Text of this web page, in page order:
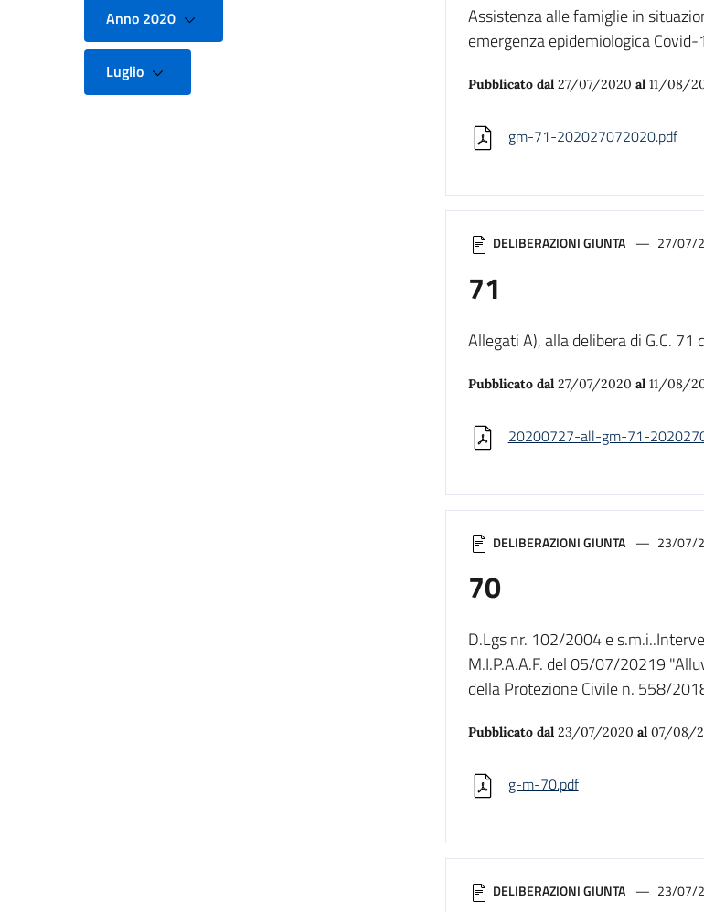
Anno 2020
Luglio
Assistenza alle famiglie in
emergenza epidemiologica
Pubblicato dal 27/07/2020 al11/08/
gm-71-202027072020.pdf
DELIBERAZIONI GIUNTA 27/07/
71
Allegati A), alla delibera di G.C.
Pubblicato dal 27/07/2020 al11/08/
20200727-all-gm-71-
DELIBERAZIONI GIUNTA 23/07/
70
D.Lgs nr. 102/2004 e
M.I.P.A.A.F. del 05/07/20219
della Protezione Civile n. 558/
Pubblicato dal 23/07/2020 al07/08/
g-m-70.pdf
DELIBERAZIONI GIUNTA 23/07/